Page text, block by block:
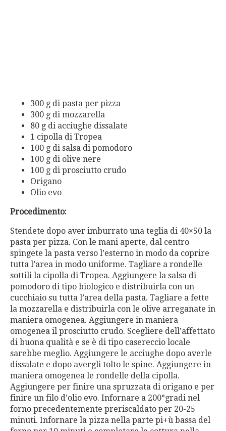
300 g di pasta per pizza
300 g di mozzarella
80 g di acciughe dissalate
1 cipolla di Tropea
100 g di salsa di pomodoro
100 g di olive nere
100 g di prosciutto crudo
Origano
Olio evo
Procedimento:
Stendete dopo aver imburrato una teglia di 40×50 la
pasta per pizza. Con le mani aperte, dal centro
spingete la pasta verso l’esterno in modo da coprire
tutta l’area in modo uniforme. Tagliare a rondelle
sottili la cipolla di Tropea. Aggiungere la salsa di
pomodoro di tipo biologico e distribuirla con un
cucchiaio su tutta l’area della pasta. Tagliare a fette
la mozzarella e distribuirla con le olive arreganate in
maniera omogenea. Aggiungere in maniera
omogenea il prosciutto crudo. Scegliere dell’affettato
di buona qualità e se è di tipo casereccio locale
sarebbe meglio. Aggiungere le acciughe dopo averle
dissalate e dopo avergli tolto le spine. Aggiungere in
maniera omogenea le rondelle della cipolla.
Aggiungere per finire una spruzzata di origano e per
finire un filo d’olio evo. Infornare a 200°gradi nel
forno precedentemente preriscaldato per 20-25
minuti. Infornare la pizza nella parte pi+ù bassa del